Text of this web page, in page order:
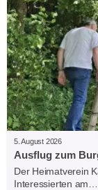
5. August 2026
Ausflug zum
Der Heimatverein
Interessierten am…